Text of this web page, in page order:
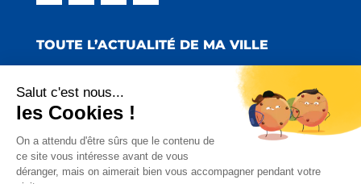
TOUTE L’ACTUALITÉ DE MA VILLE
Copyright © 2022 Mairie de Claira | Réalisation
:Emmaluc Communication
Salut c'est nous...
les Cookies !
On a attendu d'être sûrs que le contenu de
ce site vous intéresse avant de vous
déranger, mais on aimerait bien vous accompagner pendant votre